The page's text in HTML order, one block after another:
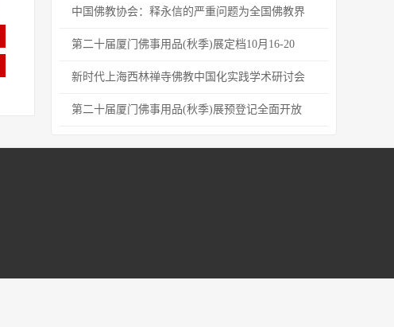
中国佛教协会：释永信的严重问题为全国佛教界
第二十届厦门佛事用品(秋季)展定档10月16-20
新时代上海西林禅寺佛教中国化实践学术研讨会
第二十届厦门佛事用品(秋季)展预登记全面开放